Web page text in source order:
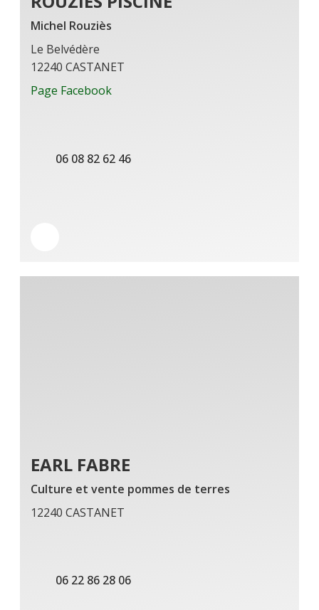
Michel Rouziès
Le Belvédère
12240 CASTANET
Page Facebook
06 08 82 62 46
EARL FABRE
Culture et vente pommes de terres
12240 CASTANET
06 22 86 28 06